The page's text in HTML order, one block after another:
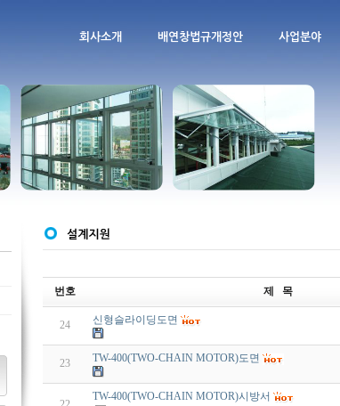
회사소개 배연창법규개정안 사업분야
번호
제 목
24 신형슬라이딩도면
23 TW-400(TWO-CHAIN MOTOR)도면
TW-400(TWO-CHAIN MOTOR)시방서